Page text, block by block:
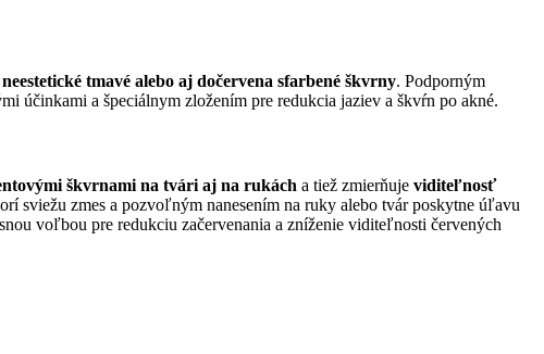
neestetické tmavé alebo aj dočervena sfarbené škvrny. Podporným
účinkami a špeciálnym zložením pre redukcia jaziev a škvŕn po akné.
škvrnami na tvári aj na rukách a tiež zmierňuje viditeľnosť
sviežu zmes a pozvoľným nanesením na ruky alebo tvár poskytne úľavu
voľbou pre redukciu začervenania a zníženie viditeľnosti červených